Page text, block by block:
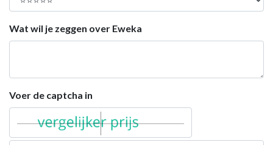
Wat wil je zeggen over Eweka
Voer de captcha in